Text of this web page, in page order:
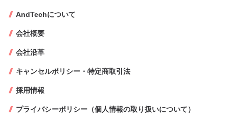
AndTechについて
会社概要
会社沿革
キャンセルポリシー・特定商取引法
採用情報
プライバシーポリシー（個人情報の取り扱いについて）